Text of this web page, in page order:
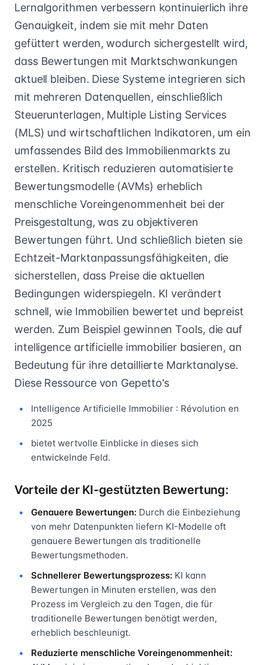
Lernalgorithmen verbessern kontinuierlich ihre
Genauigkeit, indem sie mit mehr Daten
gefüttert werden, wodurch sichergestellt wird,
dass Bewertungen mit Marktschwankungen
aktuell bleiben. Diese Systeme integrieren sich
mit mehreren Datenquellen, einschließlich
Steuerunterlagen, Multiple Listing Services
(MLS) und wirtschaftlichen Indikatoren, um ein
umfassendes Bild des Immobilienmarkts zu
erstellen. Kritisch reduzieren automatisierte
Bewertungsmodelle (AVMs) erheblich
menschliche Voreingenommenheit bei der
Preisgestaltung, was zu objektiveren
Bewertungen führt. Und schließlich bieten sie
Echtzeit-Marktanpassungsfähigkeiten, die
sicherstellen, dass Preise die aktuellen
Bedingungen widerspiegeln. KI verändert
schnell, wie Immobilien bewertet und bepreist
werden. Zum Beispiel gewinnen Tools, die auf
intelligence artificielle immobilier basieren, an
Bedeutung für ihre detaillierte Marktanalyse.
Diese Ressource von Gepetto's
Intelligence Artificielle Immobilier : Révolution en
2025
bietet wertvolle Einblicke in dieses sich
entwickelnde Feld.
Vorteile der KI-gestützten Bewertung:
Genauere Bewertungen: Durch die Einbeziehung
von mehr Datenpunkten liefern KI-Modelle oft
genauere Bewertungen als traditionelle
Bewertungsmethoden.
Schnellerer Bewertungsprozess: KI kann
Bewertungen in Minuten erstellen, was den
Prozess im Vergleich zu den Tagen, die für
traditionelle Bewertungen benötigt werden,
erheblich beschleunigt.
Reduzierte menschliche Voreingenommenheit: